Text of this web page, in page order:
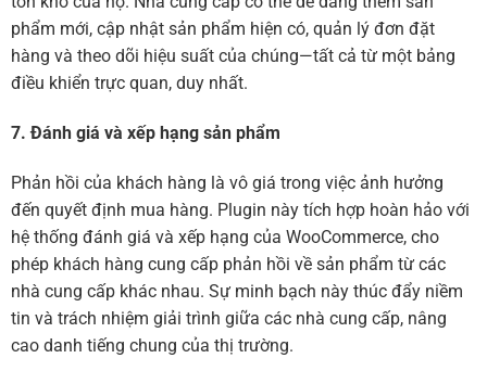
phẩm mới, cập nhật sản phẩm hiện có, quản lý đơn đặt
hàng và theo dõi hiệu suất của chúng—tất cả từ một bảng
điều khiển trực quan, duy nhất.
7. Đánh giá và xếp hạng sản phẩm
Phản hồi của khách hàng là vô giá trong việc ảnh hưởng
đến quyết định mua hàng. Plugin này tích hợp hoàn hảo với
hệ thống đánh giá và xếp hạng của WooCommerce, cho
phép khách hàng cung cấp phản hồi về sản phẩm từ các
nhà cung cấp khác nhau. Sự minh bạch này thúc đẩy niềm
tin và trách nhiệm giải trình giữa các nhà cung cấp, nâng
cao danh tiếng chung của thị trường.